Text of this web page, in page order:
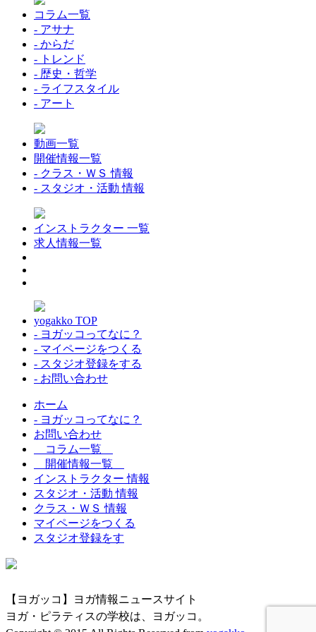
コラム一覧
- アサナ
- からだ
- トレンド
- 歴史・哲学
- ライフスタイル
- アート
動画一覧
開催情報一覧
- クラス・ＷＳ 情報
- スタジオ・活動 情報
インストラクター 一覧
求人情報一覧
yogakko TOP
- ヨガッコってなに？
- マイページをつくる
- スタジオ登録をする
- お問い合わせ
ホーム
- ヨガッコってなに？
お問い合わせ
コラム一覧
開催情報一覧
インストラクター 情報
スタジオ・活動 情報
クラス・ＷＳ 情報
マイページをつくる
スタジオ登録をす
【ヨガッコ】ヨガ情報ニュースサイト
ヨガ・ピラティスの学校は、ヨガッコ。